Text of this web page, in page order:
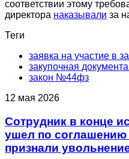
соответствии этому
директора наказывали за
Теги
заявка на участие в
закупочная
закон №44фз
12 мая 2026
Сотрудник в конце
ушел по соглашению
признали